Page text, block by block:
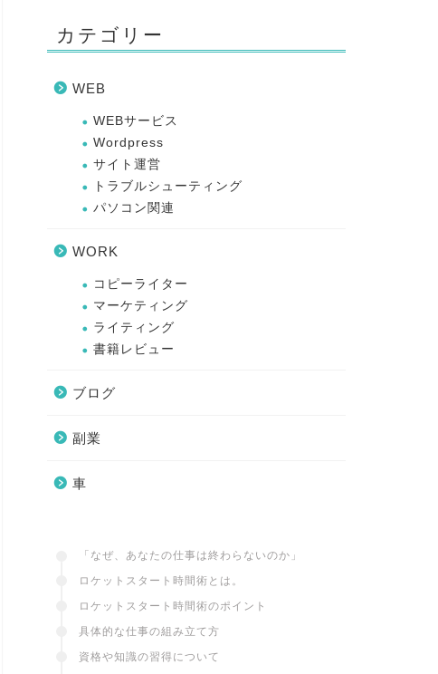
カテゴリー
WEB
WEBサービス
Wordpress
サイト運営
トラブルシューティング
パソコン関連
WORK
コピーライター
マーケティング
ライティング
書籍レビュー
ブログ
副業
車
「なぜ、あなたの仕事は終わらないのか」
ロケットスタート時間術とは。
ロケットスタート時間術のポイント
具体的な仕事の組み立て方
資格や知識の習得について